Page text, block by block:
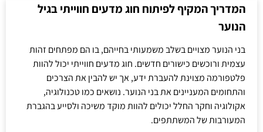
המדריך המקיף לפיתוח חוג מדעים חווייתי בגיל
הנוער
בני הנוער מצויים בשלב משמעותי בחייהם, בו הם מפתחים זהות
עצמית ורוכשים כישורים חדשים. חוג מדעים חווייתי יכול להוות
פלטפורמה מצוינת להעברת ידע, אך יש להבין את הצרכים
והתחומים המעניינים את בני הנוער. נושאים כמו טכנולוגיה,
אקולוגיה וחקר החלל יכולים להוות מוקד משיכה ולסייע בהגברת
המעורבות של המשתתפים.